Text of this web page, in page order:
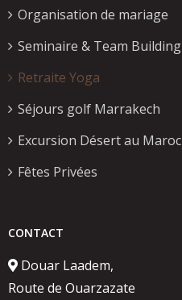
Organisation de mariage
Seminaire & Team Building
Retraite Yoga
Séjours golf Marrakech
Excursion Désert au Maroc
Fêtes Privées
CONTACT
Douar Laadem,
Route de Ouarzazate